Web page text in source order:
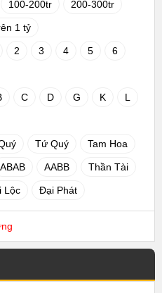
100-200tr 200-300tr
1 tỷ
2 3 4 5 6
C D G K L
Tứ Quý Tam Hoa
ABAB AABB Thần Tài
Lộc Đại Phát